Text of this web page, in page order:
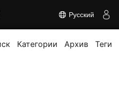
Русский
Категории Архив Теги